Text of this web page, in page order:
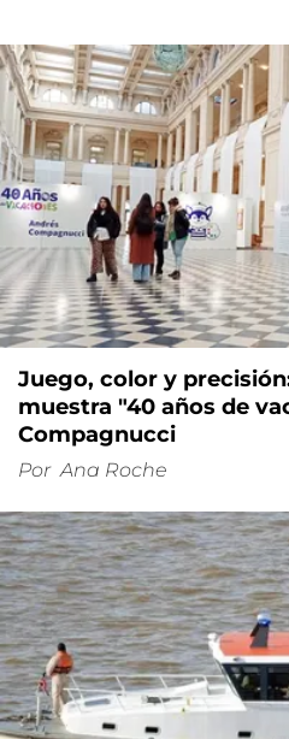
Juego, color y
muestra "40 años de
Compagnucci
Por Ana Roche